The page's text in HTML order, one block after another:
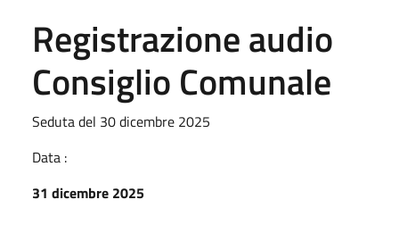
Registrazione audio
Consiglio Comunale
Seduta del 30 dicembre 2025
Data :
31 dicembre 2025